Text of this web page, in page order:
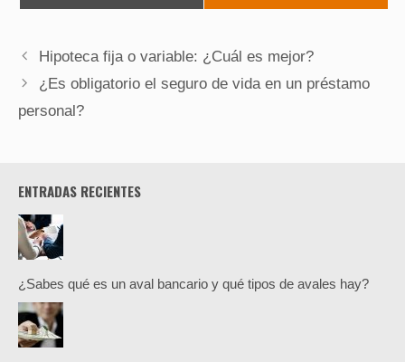
Hipoteca fija o variable: ¿Cuál es mejor?
¿Es obligatorio el seguro de vida en un préstamo
personal?
ENTRADAS RECIENTES
¿Sabes qué es un aval bancario y qué tipos de avales hay?